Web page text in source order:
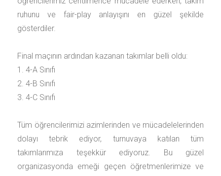
ruhunu ve fair-play anlayışını en güzel şekilde
gösterdiler.
Final maçının ardından kazanan takımlar belli oldu:
1. 4-A Sınıfı
2. 4-B Sınıfı
3. 4-C Sınıfı
Tüm öğrencilerimizi azimlerinden ve mücadelelerinden
dolayı tebrik ediyor, turnuvaya katılan tüm
takımlarımıza teşekkür ediyoruz. Bu güzel
organizasyonda emeği geçen öğretmenlerimize ve